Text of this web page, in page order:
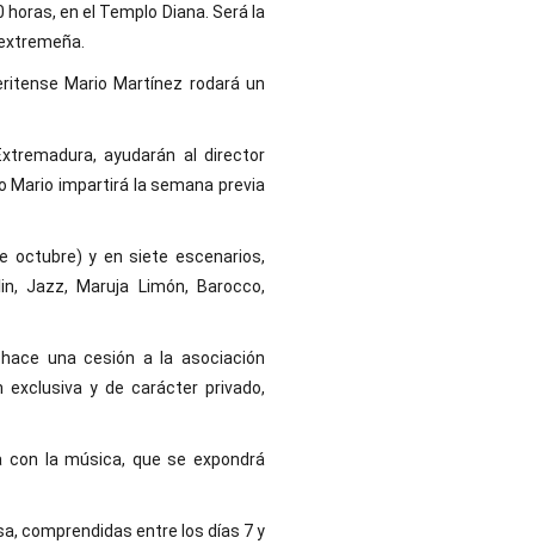
en el Templo Diana. Será la
Mario Martínez rodará un
ayudarán al director
Mario impartirá la semana previa
octubre) y en siete escenarios,
Jazz, Maruja Limón, Barocco,
una cesión a la asociación
exclusiva y de carácter privado,
la música, que se expondrá
comprendidas entre los días 7 y